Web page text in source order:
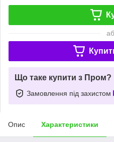
Що таке купити з Пром?
Замовлення під захистом
Опис Характеристики